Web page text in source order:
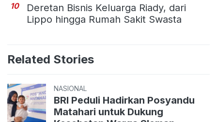
10
Deretan Bisnis Keluarga Riady, dari
Lippo hingga Rumah Sakit Swasta
Related Stories
NASIONAL
BRI Peduli Hadirkan Posyandu
Matahari untuk Dukung